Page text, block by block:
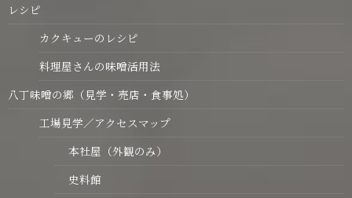
レシピ
カクキューのレシピ
料理屋さんの味噌活用法
八丁味噌の郷（見学・売店・食事処）
工場見学／アクセスマップ
本社屋（外観のみ）
史料館